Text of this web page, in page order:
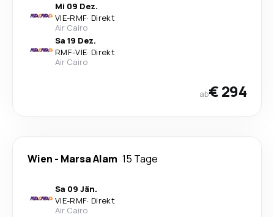
Mi 09 Dez.
VIE-RMF· Direkt
Air Cairo
Sa 19 Dez.
RMF-VIE· Direkt
Air Cairo
ab€ 294
Wien - Marsa Alam 15 Tage
Sa 09 Jän.
VIE-RMF· Direkt
Air Cairo